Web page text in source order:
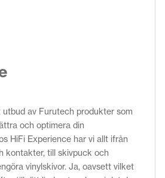
av Furutech produkter som
och optimera din
HiFi Experience har vi allt ifrån
kontakter, till skivpuck och
vinylskivor. Ja, oavsett vilket